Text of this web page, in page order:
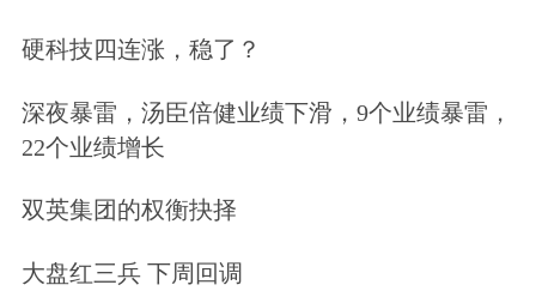
硬科技四连涨，稳了？
深夜暴雷，汤臣倍健业绩下滑，9个业绩暴雷，
22个业绩增长
双英集团的权衡抉择
大盘红三兵 下周回调